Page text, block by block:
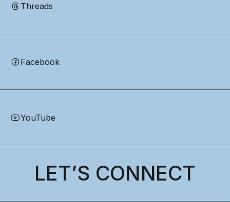
Threads
Facebook
YouTube
LET’S CONNECT